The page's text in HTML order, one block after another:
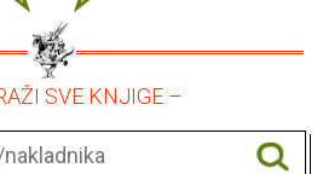
SVE KNJIGE –